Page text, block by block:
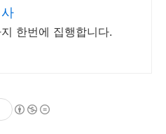
한번에 집행합니다.